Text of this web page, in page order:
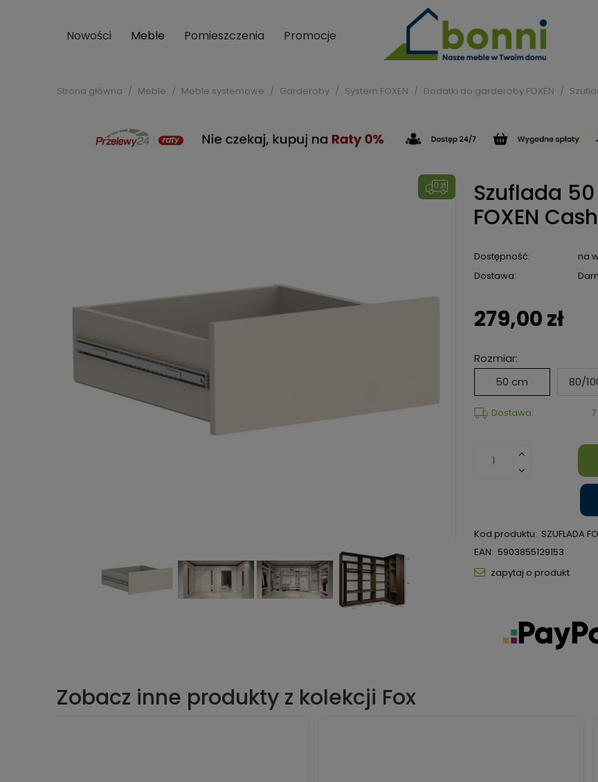
Nowości Meble Pomieszczenia Promocje
Strona główna Meble Meble systemowe Garderoby System FOXEN Dodatki do garderoby FOXEN
Szuflada
FOXEN
Dostępność:
na
Dostawa:
279,00 zł
Rozmiar:
50 cm
80/
Dostawa:
Kod produktu: SZUFLADA
EAN: 5903855129153
zapytaj o produkt
Zobacz inne produkty z kolekcji Fox